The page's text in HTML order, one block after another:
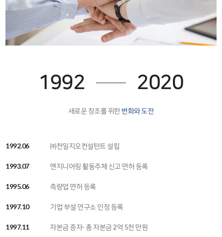
1992 2020
새로운 창조를 위한변화와 도전
1992.06 ㈜천일지오컨설턴트 설립
1993.07 엔지니어링 활동주체 신고 면허 등록
1995.06 측량업 면허 등록
1997.10 기업 부설 연구소 인정 등록
1997.11 자본금 증자- 총 자본금 2억 5천 만원